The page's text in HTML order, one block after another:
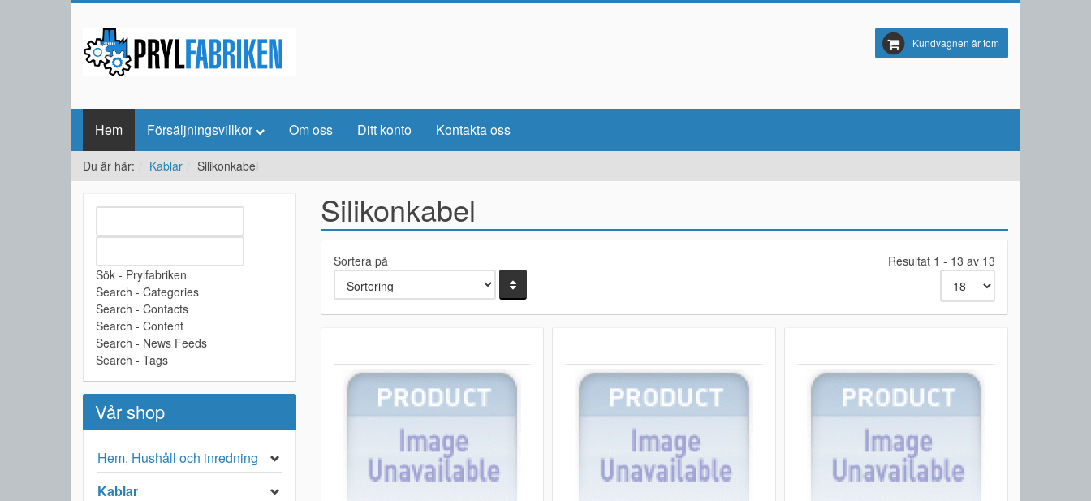
Kundvagnen är tom
Hem Försäljningsvillkor Om oss Ditt konto Kontakta oss
Du är här: Kablar Silikonkabel
Silikonkabel
Sortera på Resultat 1 - 13 av 13
Sök - Prylfabriken
Search - Categories
Search - Contacts
Search - Content
Search - News Feeds
Search - Tags
Vår shop
Hem, Hushåll och inredning
Kablar